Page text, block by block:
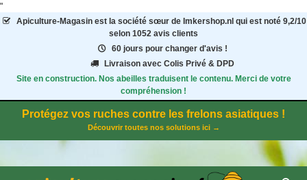
"
Apiculture-Magasinest la société sœur de Imkershop.nl qui est noté 9,2/10
selon 1052 avis clients
60 jours pour changer d'avis !
Livraison avec Colis Privé & DPD
Site en construction. Nos abeilles traduisent le contenu. Merci de votre
compréhension !
Protégez vos ruches contre les frelons asiatiques !
Découvrir toutes nos solutions ici →